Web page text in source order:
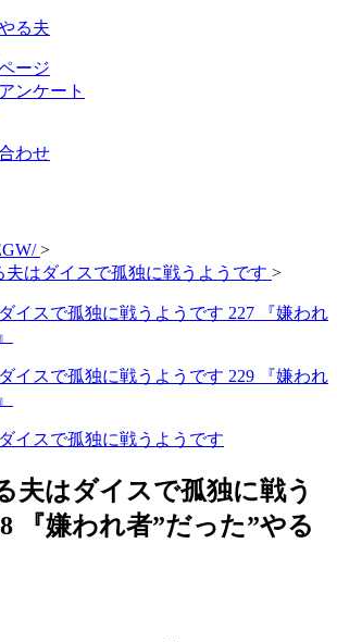
る夫
ージ
ンケート
わせ
>
夫はダイスで孤独に戦うようです >
イスで孤独に戦うようです 227 『嫌われ
イスで孤独に戦うようです 229 『嫌われ
イスで孤独に戦うようです
夫はダイスで孤独に戦う
『嫌われ者”だった”やる